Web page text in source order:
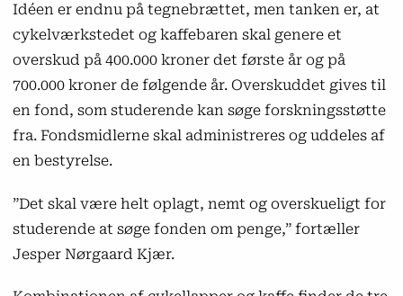
Idéen er endnu på tegnebrættet, men tanken er, at
cykelværkstedet og kaffebaren skal genere et
overskud på 400.000 kroner det første år og på
700.000 kroner de følgende år. Overskuddet gives til
en fond, som studerende kan søge forskningsstøtte
fra. Fondsmidlerne skal administreres og uddeles af
en bestyrelse.
”Det skal være helt oplagt, nemt og overskueligt for
studerende at søge fonden om penge,” fortæller
Jesper Nørgaard Kjær.